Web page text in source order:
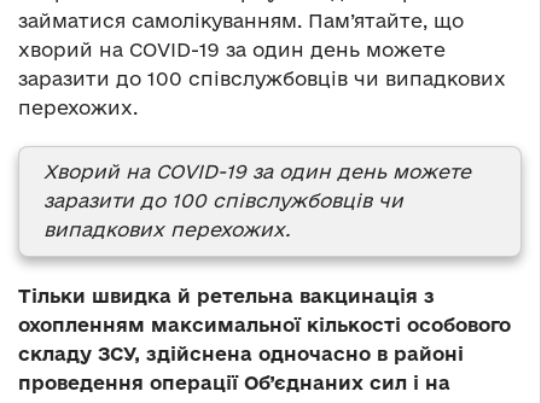
займатися самолікуванням. Пам’ятайте, що
хворий на COVID-19 за один день можете
заразити до 100 співслужбовців чи випадкових
перехожих.
Хворий на COVID-19 за один день можете
заразити до 100 співслужбовців чи
випадкових перехожих.
Тільки швидка й ретельна вакцинація з
охопленням максимальної кількості особового
складу ЗСУ, здійснена одночасно в районі
проведення операції Об’єднаних сил і на